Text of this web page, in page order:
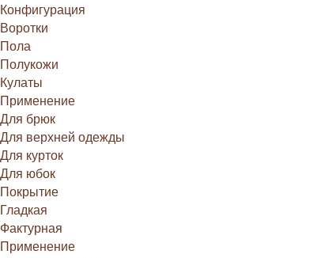
Конфигурация
Воротки
Пола
Полукожи
Кулаты
Применение
Для брюк
Для верхней одежды
Для курток
Для юбок
Покрытие
Гладкая
Фактурная
Применение